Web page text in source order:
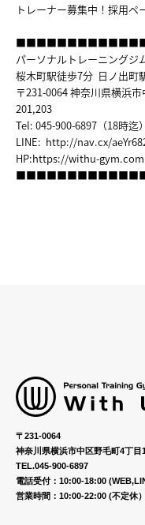
ACCESS
トレーナー募集中！採用
パーソナルトレーニングジ
桜木町駅徒歩7分 日ノ出町
〒231-0064 神奈川県横浜
201,203
Tel: 045-900-6897（18時迄）
LINE: http://nav.cx/
HP:https://withu-gym.com
〒231-0064
神奈川県横浜市中区野毛町4丁
TEL.045-900-6897
電話受付：10:00-18:00
営業時間：10:00-22:00 (不定休）